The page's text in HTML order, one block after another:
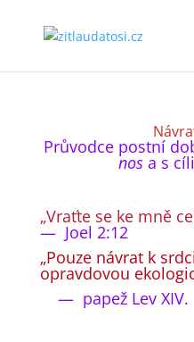
Průvodce postní
nos a s
„Vraťte se ke mně
— Joel 2:12
„Pouze návrat k
opravdovou
— papež Lev XIV.